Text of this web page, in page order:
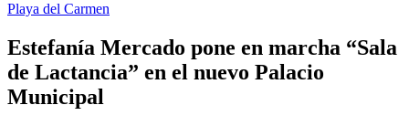
Playa del Carmen
Estefanía Mercado pone en marcha “Sala
de Lactancia” en el nuevo Palacio
Municipal